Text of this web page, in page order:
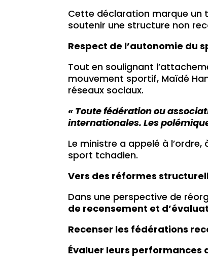
Cette déclaration marque un
soutenir une structure non
Respect de l’autonomie du
Tout en soulignant
mouvement sportif, Maïdé
réseaux sociaux.
« Toute fédération ou
internationales. Les
Le ministre a appelé à
sport tchadien.
Vers des réformes
Dans une perspective de
de recensement et
Recenser les fédérations
Évaluer leurs